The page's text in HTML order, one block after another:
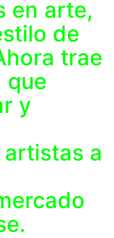
en arte,
de
trae
que
y
a